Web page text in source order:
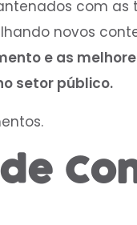
com as
novos
e as
setor público.